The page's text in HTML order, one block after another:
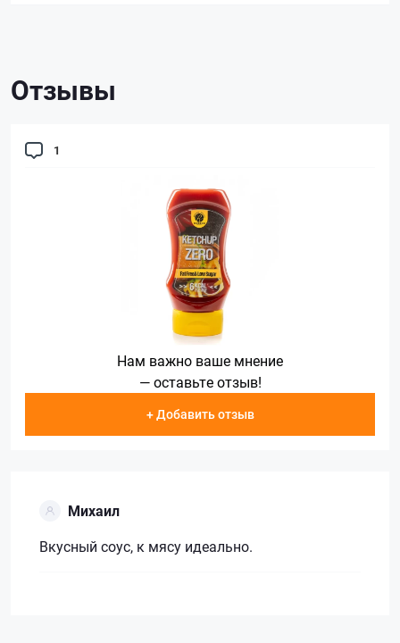
Отзывы
1
Нам важно ваше мнение
— оставьте отзыв!
+ Добавить отзыв
Михаил
Вкусный соус, к мясу идеально.